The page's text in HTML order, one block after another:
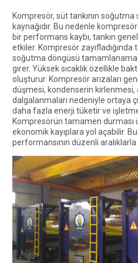
Kompresör, süt tankının
kaynağıdır. Bu nedenle
bir performans kaybı, tankın genel
etkiler. Kompresör zayıfladığında
soğutma döngüsü
girer. Yüksek sıcaklık özellikle
oluşturur. Kompresör arızaları
düşmesi, kondenserin kirlenmesi,
dalgalanmaları nedeniyle ortaya
daha fazla enerji tüketir ve
Kompresörün tamamen
ekonomik kayıplara yol açabilir.
performansının düzenli